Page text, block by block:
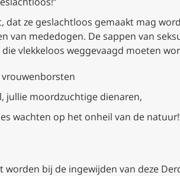
ze geslachtloos gemaakt mag
van mededogen. De sappen van
vlekkeloos weggevaagd moeten
jullie moordzuchtige dienaren,
wachten op het onheil van de
bij de ingewijden van deze